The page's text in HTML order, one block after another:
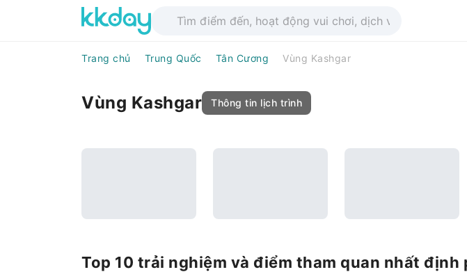
Trang chủ Trung Quốc Tân Cương Vùng Kashgar
Vùng Kashgar Thông tin lịch trình
Top 10 trải nghiệm và điểm tham quan nhất